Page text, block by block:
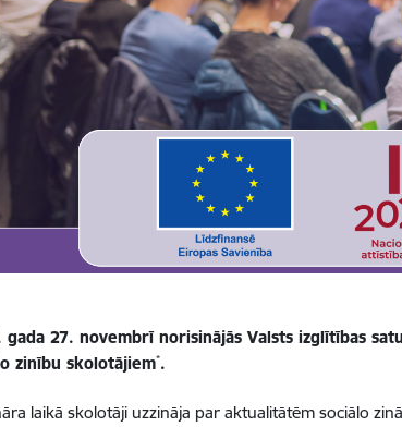
gada 27. novembrī norisinājās Valsts izglītības
zinību skolotājiem*.
laikā skolotāji uzzināja par aktualitātēm sociālo